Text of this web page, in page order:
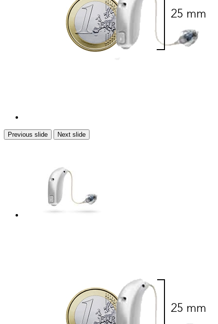
Previous slide Next slide